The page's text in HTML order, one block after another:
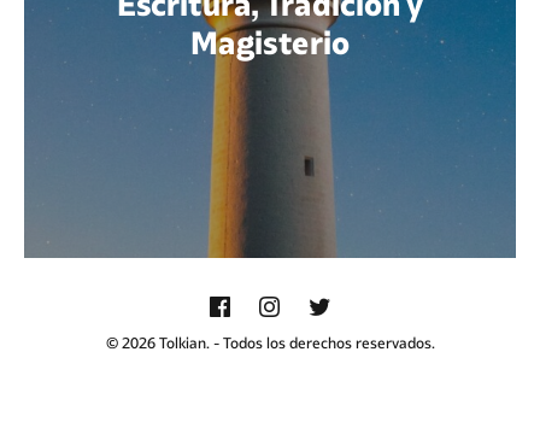
Magisterio
© 2026 Tolkian. - Todos los derechos reservados.